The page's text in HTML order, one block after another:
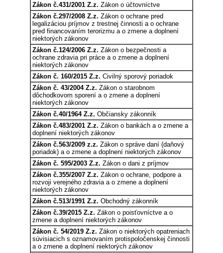
Zákon č.431/2001 Z.z. Zákon o účtovníctve
Zákon č.297/2008 Z.z. Zákon o ochrane pred
legalizáciou príjmov z trestnej činnosti a o ochrane
pred financovaním terorizmu a o zmene a doplnení
niektorých zákonov
Zákon č.124/2006 Z.z. Zákon o bezpečnosti a
ochrane zdravia pri práce a o zmene a doplnení
niektorých zákonov
Zákon č. 160/2015 Z.z. Civilný sporový poriadok
Zákon č. 43/2004 Z.z. Zákon o starobnom
dôchodkovom sporení a o zmene a doplnení
niektorých zákonov
Zákon č.40/1964 Z.z. Občiansky zákonník
Zákon č.483/2001 Z.z. Zákon o bankách a o zmene a
doplnení niektorých zákonov
Zákon č.563/2009 z.z. Zákon o správe daní (daňový
poriadok) a o zmene a doplnení niektorých zákonov
Zákon č. 595/2003 Z.z. Zákon o dani z príjmov
Zákon č.355/2007 Z.z. Zákon o ochrane, podpore a
rozvoji verejného zdravia a o zmene a doplnení
niektorých zákonov
Zákon č.513/1991 Z.z. Obchodný zákonník
Zákon č.39/2015 Z.z. Zákon o poisťovníctve a o
zmene a doplnení niektorých zákonov
Zákon č. 54/2019 Z.z. Zákon o niektorých opatreniach
súvisiacich s oznamovaním protispoločenskej činnosti
a o zmene a doplnení niektorých zákonov